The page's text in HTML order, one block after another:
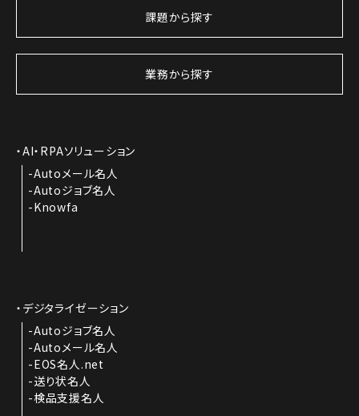
課題から探す
業務から探す
AI・RPAソリューション
Autoメール名人
Autoジョブ名人
Knowfa
デジタライゼーション
Autoジョブ名人
Autoメール名人
EOS名人.net
送り状名人
検品支援名人